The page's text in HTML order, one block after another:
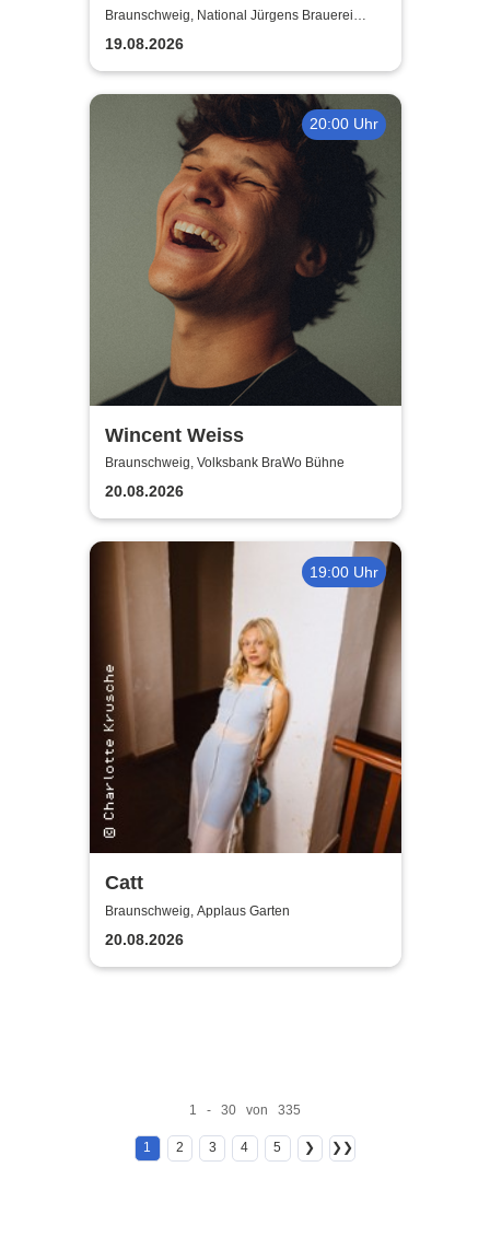
Wunder - Kevin Köneke
Braunschweig, National Jürgens Brauerei
GmbH
19.08.2026
20:00 Uhr
Wincent Weiss
Braunschweig, Volksbank BraWo Bühne
20.08.2026
19:00 Uhr
Catt
Braunschweig, Applaus Garten
20.08.2026
1 - 30 von 335
1 2 3 4 5 ❯ ❯❯